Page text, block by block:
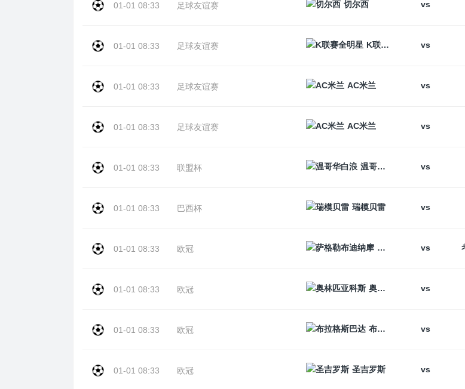
01-01 08:33 足球友谊赛 切尔西 vs
01-01 08:33 足球友谊赛 K联赛全明星 vs
01-01 08:33 足球友谊赛 AC米兰 vs
01-01 08:33 足球友谊赛 AC米兰 vs
01-01 08:33 联盟杯 温哥华白浪 vs
01-01 08:33 巴西杯 瑞模贝雷 vs
01-01 08:33 欧冠 萨格勒布迪纳摩
vs
01-01 08:33 欧冠 奥林匹亚科斯 vs
01-01 08:33 欧冠 布拉格斯巴达 vs
01-01 08:33 欧冠 圣吉罗斯 vs